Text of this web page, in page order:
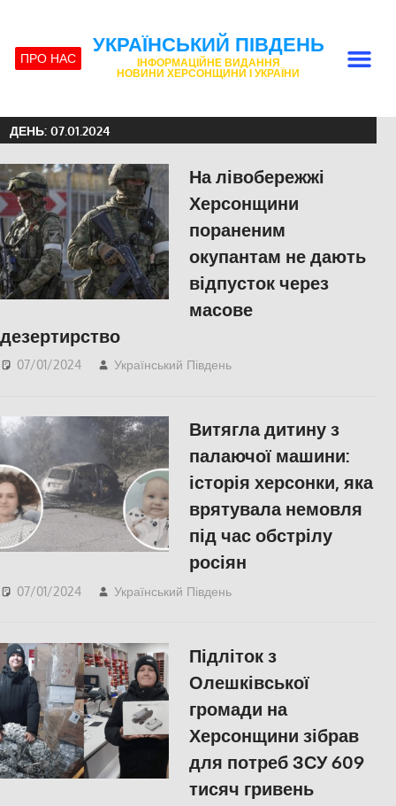
ПРО НАС
УКРАЇНСЬКИЙ ПІВДЕНЬ
ІНФОРМАЦІЙНЕ ВИДАННЯ
НОВИНИ ХЕРСОНЩИНИ І УКРАЇНИ
ДЕНЬ:07.01.2024
На лівобережжі
Херсонщини
пораненим
окупантам не дають
відпусток через
масове
дезертирство
07/01/2024 Український Південь
Витягла дитину з
палаючої машини:
історія херсонки, яка
врятувала немовля
під час обстрілу
росіян
07/01/2024 Український Південь
Підліток з
Олешківської
громади на
Херсонщини зібрав
для потреб ЗСУ 609
тисяч гривень